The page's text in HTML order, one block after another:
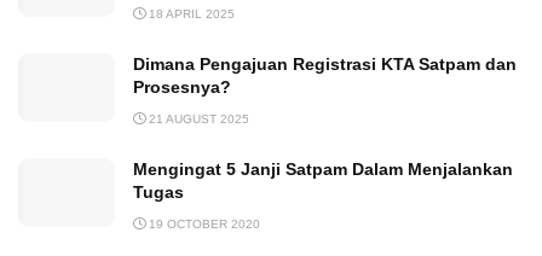
18 APRIL 2025
Dimana Pengajuan Registrasi KTA Satpam dan
Prosesnya?
21 AUGUST 2025
Mengingat 5 Janji Satpam Dalam Menjalankan
Tugas
19 OCTOBER 2020